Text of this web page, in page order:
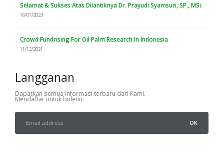
Selamat & Sukses Atas Dilantiknya Dr. Prayudi Syamsuri, SP., MSi.
16/01/2023
Crowd Fundrising For Oil Palm Research In Indonesia
11/12/2021
Langganan
Dapatkan semua informasi terbaru dari Kami.
Mendaftar untuk buletin: